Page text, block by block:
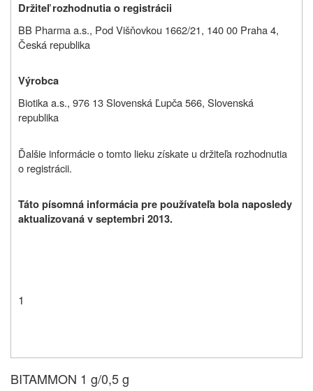
Držiteľ rozhodnutia o registrácii
BB Pharma a.s., Pod Višňovkou 1662/21, 140 00 Praha 4,
Česká republika
Výrobca
Biotika a.s., 976 13 Slovenská Ľupča 566, Slovenská
republika
Ďalšie informácie o tomto lieku získate u držiteľa rozhodnutia
o registrácii.
Táto písomná informácia pre používateľa bola naposledy
aktualizovaná v septembri 2013.
1
BITAMMON 1 g/0,5 g